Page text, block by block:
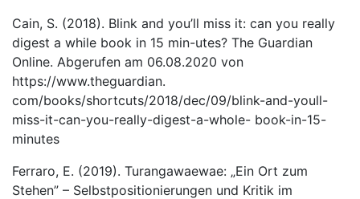
Cain, S. (2018). Blink and you’ll miss it: can you really
digest a while book in 15 min-utes? The Guardian
Online. Abgerufen am 06.08.2020 von
https://www.theguardian.
com/books/shortcuts/2018/dec/09/blink-and-youll-
miss-it-can-you-really-digest-a-whole- book-in-15-
minutes
Ferraro, E. (2019). Turangawaewae: „Ein Ort zum
Stehen” – Selbstpositionierungen und Kritik im